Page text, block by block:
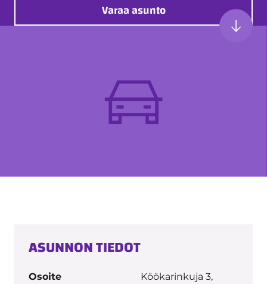
Varaa asunto
ASUNNON TIEDOT
Osoite
Köökarinkuja 3,